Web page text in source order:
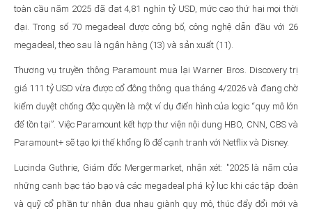
toàn cầu năm 2025 đã đạt 4,81 nghìn tỷ USD, mức cao thứ hai mọi thời
đại. Trong số 70 megadeal được công bố, công nghệ dẫn đầu với 26
megadeal, theo sau là ngân hàng (13) và sản xuất (11).
Thương vụ truyền thông Paramount mua lại Warner Bros. Discovery trị
giá 111 tỷ USD vừa được cổ đông thông qua tháng 4/2026 và đang chờ
kiểm duyệt chống độc quyền là một ví dụ điển hình của logic “quy mô lớn
để tồn tại”. Việc Paramount kết hợp thư viện nội dung HBO, CNN, CBS và
Paramount+ sẽ tạo lợi thế khổng lồ để cạnh tranh với Netflix và Disney.
Lucinda Guthrie, Giám đốc Mergermarket, nhận xét: "2025 là năm của
những canh bạc táo bạo và các megadeal phá kỷ lục khi các tập đoàn
và quỹ cổ phần tư nhân đua nhau giành quy mô, thúc đẩy đổi mới và